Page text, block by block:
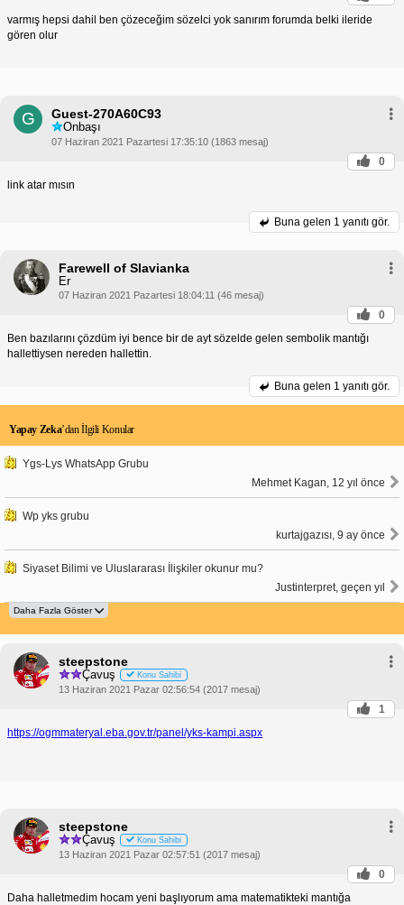
varmış hepsi dahil ben çözeceğim sözelci yok sanırım forumda belki ileride
gören olur
G Guest-270A60C93
Onbaşı
07 Haziran 2021 Pazartesi 17:35:10 (1863 mesaj)
0
link atar mısın
Buna gelen 1 yanıtı gör.
Farewell of Slavianka
Er
07 Haziran 2021 Pazartesi 18:04:11 (46 mesaj)
0
Ben bazılarını çözdüm iyi bence bir de ayt sözelde gelen sembolik mantığı
hallettiysen nereden hallettin.
Buna gelen 1 yanıtı gör.
Yapay Zeka’dan İlgili Konular
Ygs-Lys WhatsApp Grubu
Mehmet Kagan, 12 yıl önce
Wp yks grubu
kurtajgazısı, 9 ay önce
Siyaset Bilimi ve Uluslararası İlişkiler okunur mu?
Justinterpret, geçen yıl
steepstone
Çavuş Konu Sahibi
13 Haziran 2021 Pazar 02:56:54 (2017 mesaj)
1
https://ogmmateryal.eba.gov.tr/panel/yks-kampi.aspx
steepstone
Çavuş Konu Sahibi
13 Haziran 2021 Pazar 02:57:51 (2017 mesaj)
0
Daha halletmedim hocam yeni başlıyorum ama matematikteki mantığa